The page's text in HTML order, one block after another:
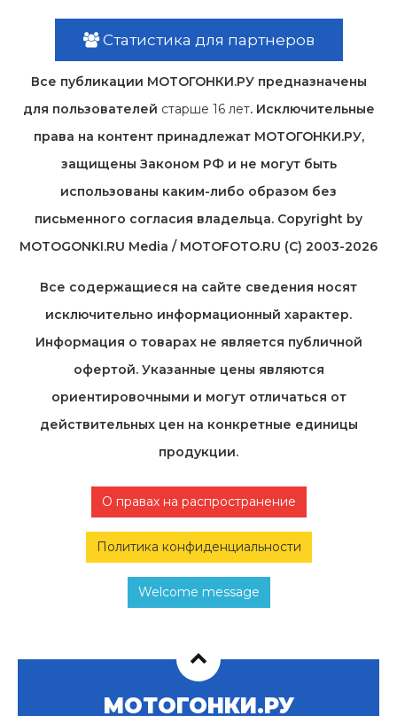
Статистика для партнеров
Все публикации МОТОГОНКИ.РУ предназначены
для пользователей старше 16 лет. Исключительные
права на контент принадлежат МОТОГОНКИ.РУ,
защищены Законом РФ и не могут быть
использованы каким-либо образом без
письменного согласия владельца. Copyright by
MOTOGONKI.RU Media / MOTOFOTO.RU (C) 2003-2026
Все содержащиеся на cайте сведения носят
исключительно информационный характер.
Информация о товарах не является публичной
офертой. Указанные цены являются
ориентировочными и могут отличаться от
действительных цен на конкретные единицы
продукции.
О правах на распространение
Политика конфиденциальности
Welcome message
МОТОГОНКИ.РУ